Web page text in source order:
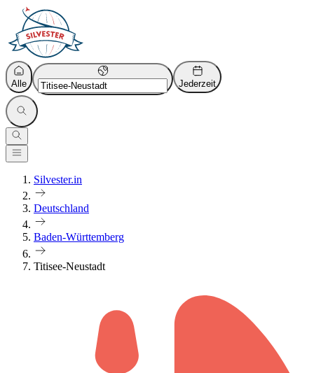
Alle Jederzeit
Silvester.in
Deutschland
Baden-Württemberg
Titisee-Neustadt